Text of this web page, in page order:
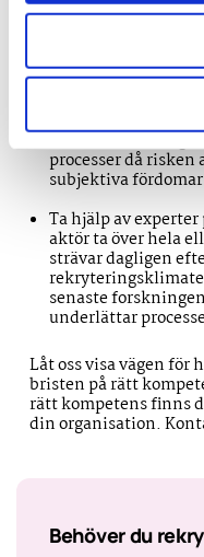
bygga ett nätverk
underlättar
Våga utmana
traditionella
sådan investering
processer då risken
subjektiva
Ta hjälp av
aktör ta över hela
strävar dagligen
senaste
underlättar
Låt oss visa vägen
bristen på rätt
rätt kompetens finns
din organisation.
Behöver du